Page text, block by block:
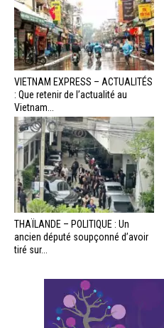
VIETNAM EXPRESS – ACTUALITÉS
: Que retenir de l’actualité au
Vietnam...
THAÏLANDE – POLITIQUE : Un
ancien député soupçonné d’avoir
tiré sur...